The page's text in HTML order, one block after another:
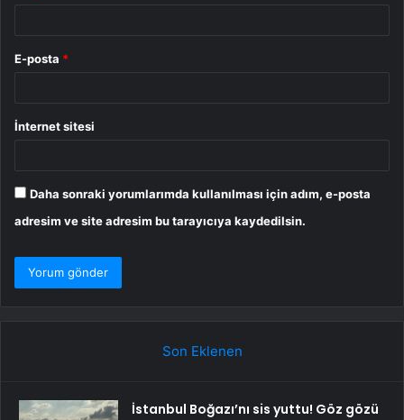
E-posta *
İnternet sitesi
Daha sonraki yorumlarımda kullanılması için adım, e-posta
adresim ve site adresim bu tarayıcıya kaydedilsin.
Son Eklenen
İstanbul Boğazı’nı sis yuttu! Göz gözü